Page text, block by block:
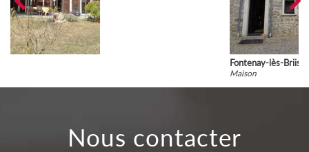
nous contacter